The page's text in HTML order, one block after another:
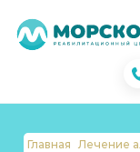
Главная Лечение